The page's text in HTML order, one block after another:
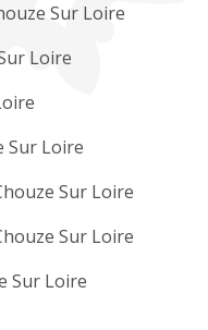
Sur Loire
Loire
Sur Loire
Sur Loire
Sur Loire
Sur Loire